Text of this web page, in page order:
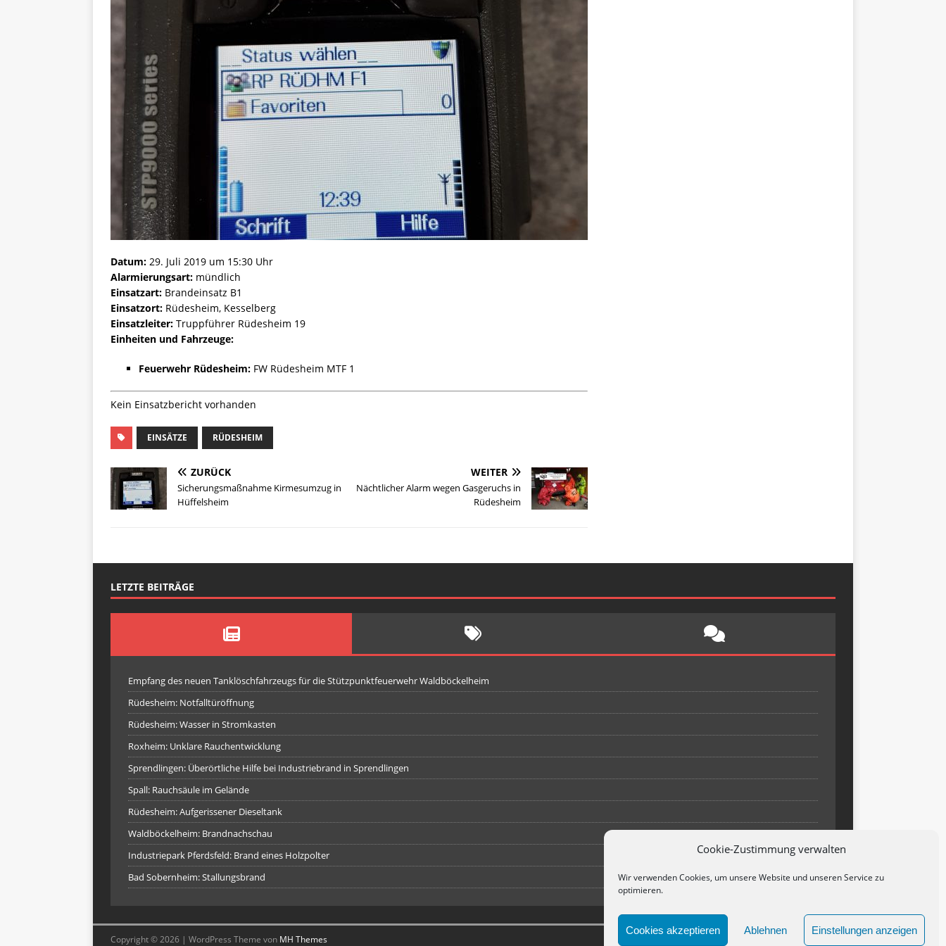
Cookie-Zustimmung verwalten
Wir verwenden Cookies, um unsere Website und unseren Service zu
optimieren.
Cookies akzeptieren Ablehnen Einstellungen anzeigen
Datum: 29. Juli 2019 um 15:30 Uhr
Alarmierungsart: mündlich
Einsatzart: Brandeinsatz B1
Einsatzort: Rüdesheim, Kesselberg
Einsatzleiter: Truppführer Rüdesheim 19
Einheiten und Fahrzeuge:
Feuerwehr Rüdesheim: FW Rüdesheim MTF 1
Kein Einsatzbericht vorhanden
EINSÄTZE RÜDESHEIM
ZURÜCK
Sicherungsmaßnahme Kirmesumzug in
Hüffelsheim
WEITER
Nächtlicher Alarm wegen Gasgeruchs in
Rüdesheim
LETZTE BEITRÄGE
Empfang des neuen Tanklöschfahrzeugs für die Stützpunktfeuerwehr Waldböckelheim
Rüdesheim: Notfalltüröffnung
Rüdesheim: Wasser in Stromkasten
Roxheim: Unklare Rauchentwicklung
Sprendlingen: Überörtliche Hilfe bei Industriebrand in Sprendlingen
Spall: Rauchsäule im Gelände
Rüdesheim: Aufgerissener Dieseltank
Waldböckelheim: Brandnachschau
Industriepark Pferdsfeld: Brand eines Holzpolter
Bad Sobernheim: Stallungsbrand
Copyright © 2026 | WordPress Theme von MH Themes